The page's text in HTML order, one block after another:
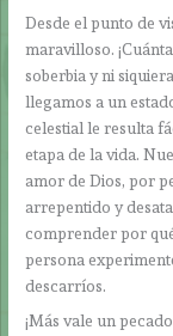
Desde el punto de
maravilloso.
soberbia y ni
llegamos a un
celestial le resulta
etapa de la vida.
amor de Dios, por
arrepentido y
comprender por
persona
descarríos.
¡Más vale un